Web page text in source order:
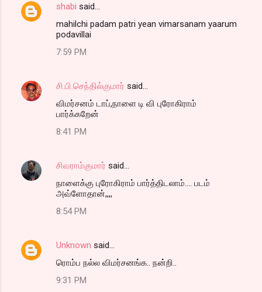
shabi said…
mahilchi padam patri yean vimarsanam yaarum
podavillai
7:59 PM
சி.பி.செந்தில்குமார் said…
விமர்சனம் டாப்,நாளை டி வி புரோகிராம்
பார்க்கறேன்
8:41 PM
சிவராம்குமார் said…
நாளைக்கு புரோகிராம் பார்த்திடலாம்.... படம்
அவ்ளோதான்,,,,
8:54 PM
Unknown said…
ரொம்ப நல்ல விமர்சனங்க.. நன்றி..
9:31 PM